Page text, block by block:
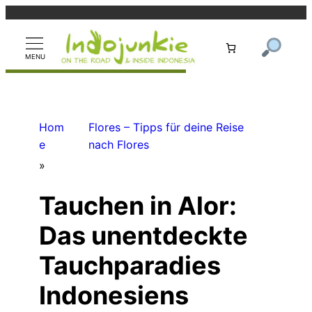
springen
Hom
e
»
Flores – Tipps für deine Reise
nach Flores
Tauchen in Alor:
Das unentdeckte
Tauchparadies
Indonesiens